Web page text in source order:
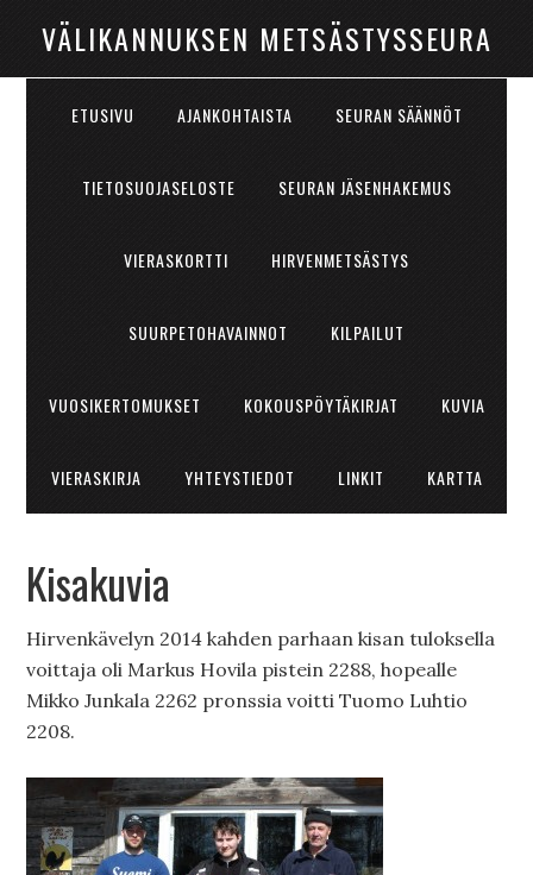
VÄLIKANNUKSEN METSÄSTYSSEURA
ETUSIVU AJANKOHTAISTA SEURAN SÄÄNNÖT
TIETOSUOJASELOSTE SEURAN JÄSENHAKEMUS
VIERASKORTTI HIRVENMETSÄSTYS
SUURPETOHAVAINNOT KILPAILUT
VUOSIKERTOMUKSET KOKOUSPÖYTÄKIRJAT KUVIA
VIERASKIRJA YHTEYSTIEDOT LINKIT KARTTA
Kisakuvia
Hirvenkävelyn 2014 kahden parhaan kisan tuloksella
voittaja oli Markus Hovila pistein 2288, hopealle
Mikko Junkala 2262 pronssia voitti Tuomo Luhtio
2208.